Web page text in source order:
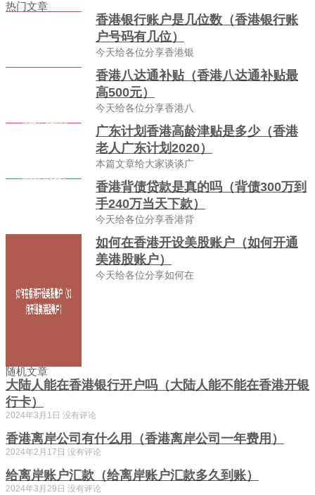
热门文章
香港银行账户是几位数（香港银行账
户号码有几位）
今天给各位分享香港银
香港八达通补贴（香港八达通补贴最
高500元）
今天给各位分享香港八
广东计划香港高龄津贴是多少（香港
老人广东计划2020）
本篇文章给大家谈谈广
香港背债贷款是真的吗（背债300万到
手240万当天下款）
今天给各位分享香港背
如何在香港开设美股账户（如何开通
美港股账户）
今天给各位分享如何在
随机文章
大陆人能在香港银行开户吗（大陆人能不能在香港开银
行卡）
2024年3月1日 没有评论
香港离岸公司有什么用（香港离岸公司一年费用）
2024年2月17日 没有评论
给离岸账户汇款（给离岸账户汇款多久到账）
2024年3月29日 没有评论